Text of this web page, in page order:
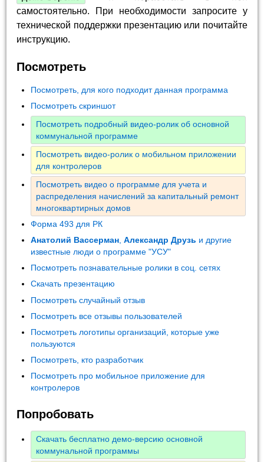
самостоятельно. При необходимости запросите у
технической поддержки презентацию или почитайте
инструкцию.
Посмотреть
Посмотреть, для кого подходит данная программа
Посмотреть скриншот
Посмотреть подробный видео-ролик об основной
коммунальной программе
Посмотреть видео-ролик о мобильном приложении
для контролеров
Посмотреть видео о программе для учета и
распределения начислений за капитальный ремонт
многоквартирных домов
Форма 493 для РК
Анатолий Вассерман ,Александр Друзь и другие
известные люди о программе "УСУ"
Посмотреть познавательные ролики в соц. сетях
Скачать презентацию
Посмотреть случайный отзыв
Посмотреть все отзывы пользователей
Посмотреть логотипы организаций, которые уже
пользуются
Посмотреть, кто разработчик
Посмотреть про мобильное приложение для
контролеров
Попробовать
Скачать бесплатно демо-версию основной
коммунальной программы